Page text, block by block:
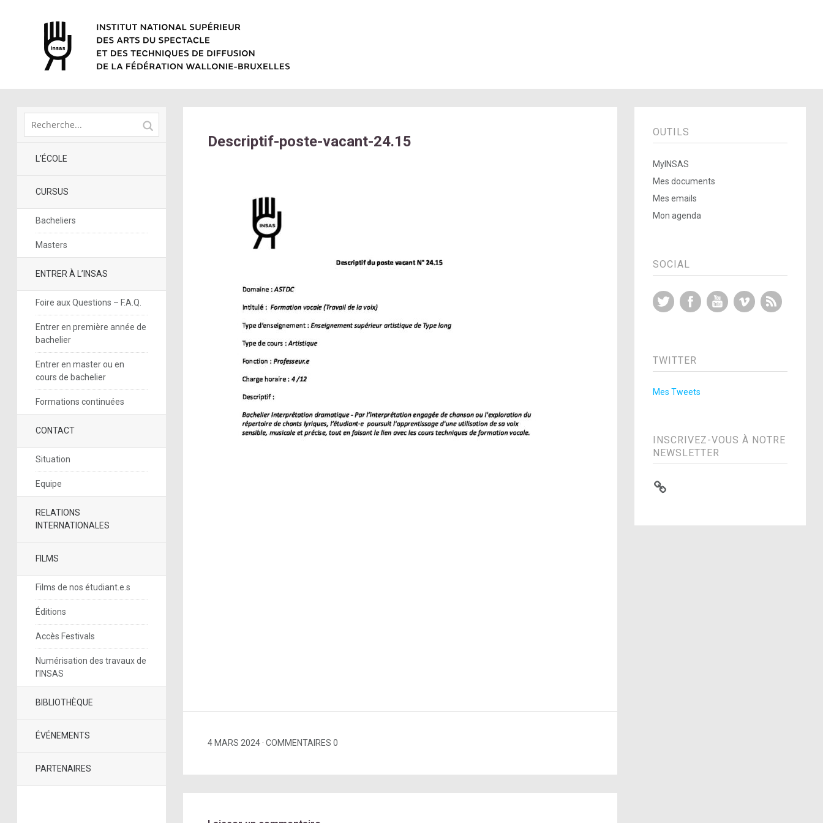
L’ÉCOLE
CURSUS
Bacheliers
Masters
ENTRER À L’INSAS
Foire aux Questions – F.A.Q.
Entrer en première année de
bachelier
Entrer en master ou en
cours de bachelier
Formations continuées
CONTACT
Situation
Equipe
RELATIONS
INTERNATIONALES
FILMS
Films de nos étudiant.e.s
Éditions
Accès Festivals
Numérisation des travaux de
l’INSAS
BIBLIOTHÈQUE
ÉVÉNEMENTS
PARTENAIRES
Descriptif-poste-vacant-24.15
4 MARS 2024 COMMENTAIRES 0
OUTILS
MyINSAS
Mes documents
Mes emails
Mon agenda
SOCIAL
Twitter FacebookYouTubeVimeo
TWITTER
Mes Tweets
INSCRIVEZ-VOUS À NOTRE
NEWSLETTER